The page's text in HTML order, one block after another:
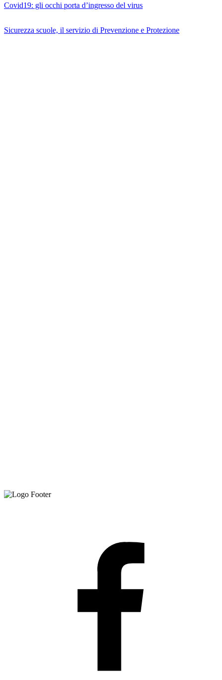
Covid19: gli occhi porta d’ingresso del virus
Sicurezza scuole, il servizio di Prevenzione e Protezione